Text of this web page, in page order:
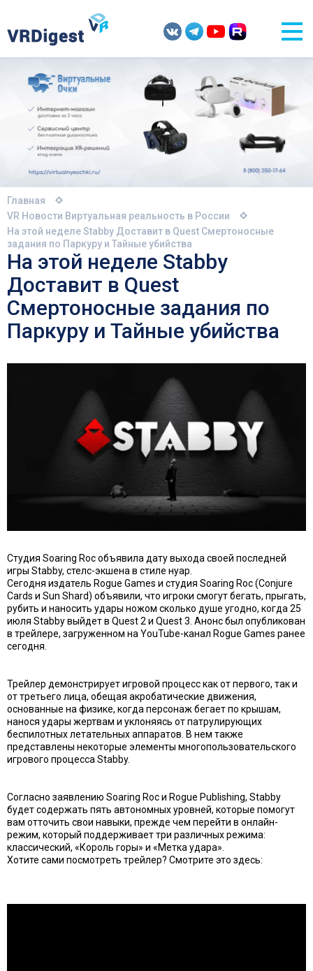
Главная
VR Новости Виртуальная реальность в России
На этой неделе Stabby Доставит в Quest Смертоносные
задания по Паркуру и Тайные убийства
На этой неделе Stabby
Доставит в Quest
Смертоносные задания по
Паркуру и Тайные убийства
Студия Soaring Roc объявила дату выхода своей последней
игры Stabby, стелс-экшена в стиле нуар.
Сегодня издатель Rogue Games и студия Soaring Roc (Conjure
Cards и Sun Shard) объявили, что игроки смогут бегать, прыгать,
рубить и наносить удары ножом сколько душе угодно, когда 25
июля Stabby выйдет в Quest 2 и Quest 3. Анонс был опубликован
в трейлере, загруженном на YouTube-канал Rogue Games ранее
сегодня.
Трейлер демонстрирует игровой процесс как от первого, так и
от третьего лица, обещая акробатические движения,
основанные на физике, когда персонаж бегает по крышам,
нанося удары жертвам и уклоняясь от патрулирующих
беспилотных летательных аппаратов. В нем также
представлены некоторые элементы многопользовательского
игрового процесса Stabby.
Согласно заявлению Soaring Roc и Rogue Publishing, Stabby
будет содержать пять автономных уровней, которые помогут
вам отточить свои навыки, прежде чем перейти в онлайн-
режим, который поддерживает три различных режима:
классический, «Король горы» и «Метка удара».
Хотите сами посмотреть трейлер? Смотрите это здесь: